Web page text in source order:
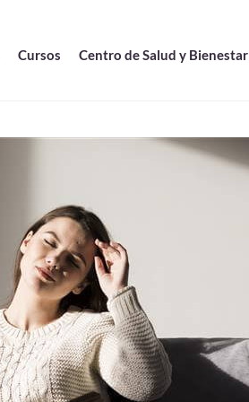
Cursos Centro de Salud y Bienestar